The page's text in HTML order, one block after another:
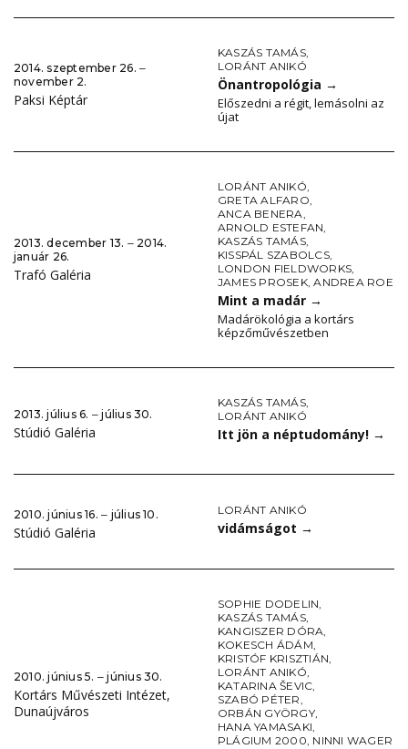
2014. szeptember 26. ‒
november 2.
Paksi Képtár
KASZÁS TAMÁS,
LORÁNT ANIKÓ
Önantropológia →
Előszedni a régit, lemásolni az
újat
2013. december 13. ‒ 2014.
január 26.
Trafó Galéria
LORÁNT ANIKÓ,
GRETA ALFARO,
ANCA BENERA,
ARNOLD ESTEFAN,
KASZÁS TAMÁS,
KISSPÁL SZABOLCS,
LONDON FIELDWORKS,
JAMES PROSEK,ANDREA ROE
Mint a madár →
Madárökológia a kortárs
képzőművészetben
2013. július 6. ‒ július 30.
Stúdió Galéria
KASZÁS TAMÁS,
LORÁNT ANIKÓ
Itt jön a néptudomány! →
2010. június 16. ‒ július 10.
Stúdió Galéria
LORÁNT ANIKÓ
vidámságot →
2010. június 5. ‒ június 30.
Kortárs Művészeti Intézet,
Dunaújváros
SOPHIE DODELIN,
KASZÁS TAMÁS,
KANGISZER DÓRA,
KOKESCH ÁDÁM,
KRISTÓF KRISZTIÁN,
LORÁNT ANIKÓ,
KATARINA ŠEVIC,
SZABÓ PÉTER,
ORBÁN GYÖRGY,
HANA YAMASAKI,
PLÁGIUM 2000, NINNI WAGER